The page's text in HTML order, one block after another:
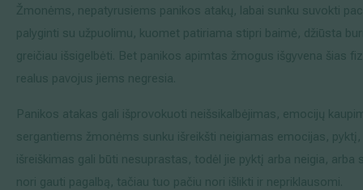
Žmonėms, nepatyrusiems panikos atakų, labai sunku suvokti
palyginti su užpuolimu, kuomet patiriama stipri baimė, džiūsta
greičiau išsigelbėti. Bet panikos apimtas žmogus išgyvena šias
realus pavojus jiems negresia.
Panikos atakas gali išprovokuoti neišsikalbėjimas, emocijų
sergantiems žmonėms sunku išreikšti neigiamas emocijas,
išreiškimas gali būti nesuprastas, todėl jie pyktį arba neigia, arba
nori gauti pagalbą, tačiau tuo pačiu nori išlikti ir nepriklausomi.